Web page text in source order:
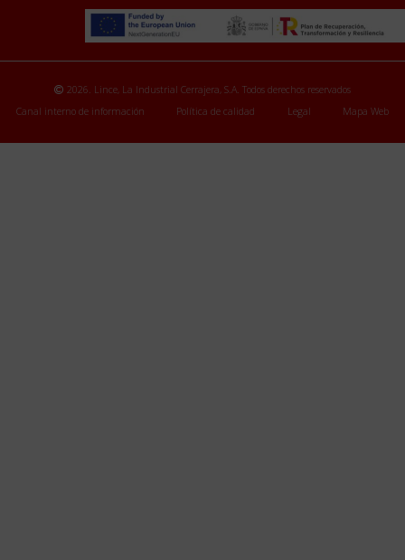
2026. Lince, La Industrial Cerrajera, S.A. Todos derechos reservados
Canal interno de información
Política de calidad Legal Mapa Web